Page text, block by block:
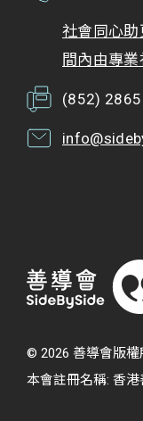
社會同心
間內由專
(852)
© 2026 善導會版權
本會註冊名稱: 香